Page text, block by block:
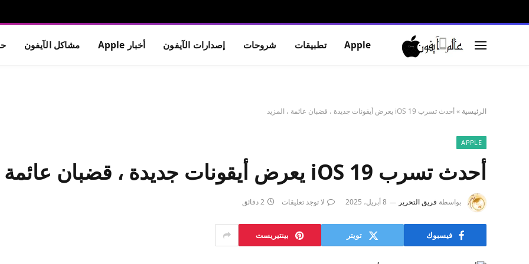
Apple تطبيقات شروحات إصدارات الآيفون أخبار Apple مشاكل الآيفون
الرئيسية »أحدث تسرب iOS 19 يعرض أيقونات جديدة ، قضبان عائمة ، المزيد
APPLE
أحدث تسرب iOS 19 يعرض أيقونات جديدة ، قضبان عائمة ، المزيد
بواسطة فريق التحرير 8 أبريل، 2025 لا توجد تعليقات 2 دقائق
فيسبوك تويتر بينتيريست